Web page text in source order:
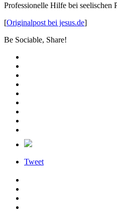
Professionelle Hilfe bei seelischen
[Originalpost bei jesus.de]
Be Sociable, Share!
Tweet